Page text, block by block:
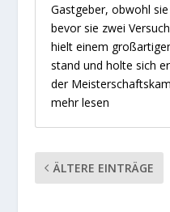
Gastgeber, obwohl
bevor sie zwei
hielt einem
stand und holte sich
der
mehr lesen
ÄLTERE EINTRÄGE